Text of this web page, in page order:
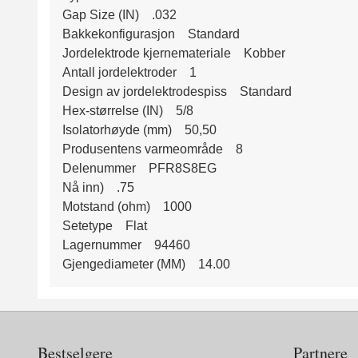
Gap Size (IN) .032
Bakkekonfigurasjon Standard
Jordelektrode kjernemateriale Kobber
Antall jordelektroder 1
Design av jordelektrodespiss Standard
Hex-størrelse (IN) 5/8
Isolatorhøyde (mm) 50,50
Produsentens varmeområde 8
Delenummer PFR8S8EG
Nå inn) .75
Motstand (ohm) 1000
Setetype Flat
Lagernummer 94460
Gjengediameter (MM) 14.00
Bestselgere Partnere